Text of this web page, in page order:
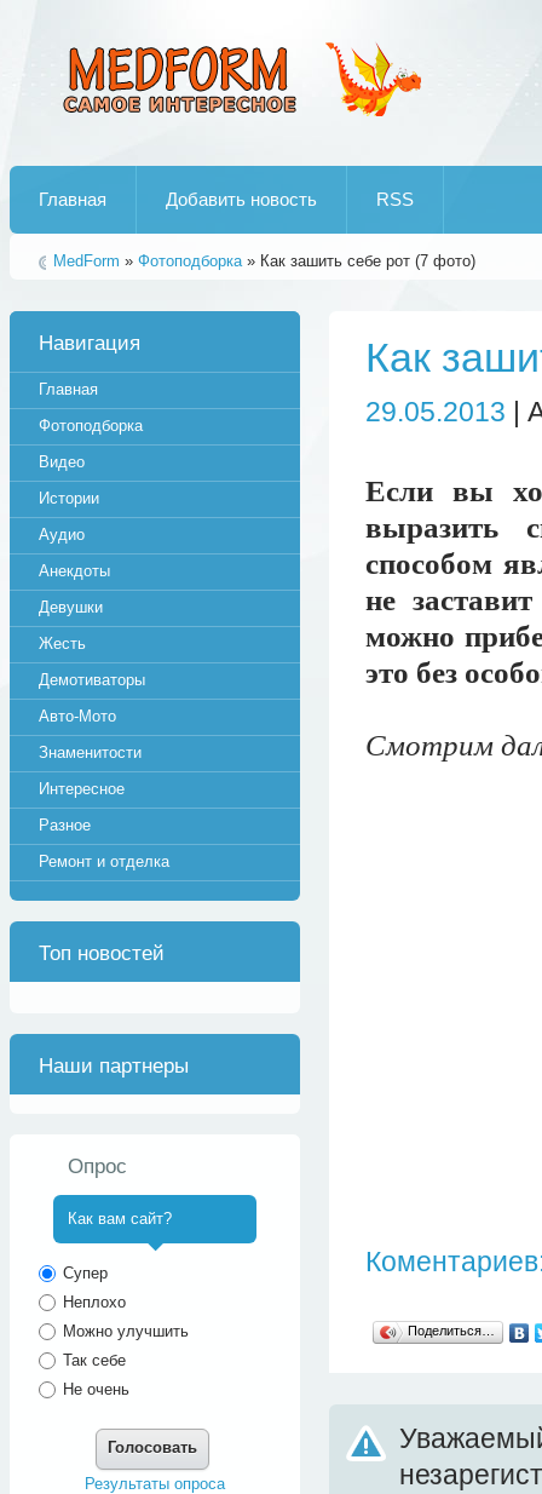
Главная Добавить новость RSS
MedForm » Фотоподборка» Как зашить себе рот (7 фото)
Как
29.05.2013 |
Если вы
выразить
способом
не
можно
это без
Смотрим
Поделиться…
Навигация
Главная
Фотоподборка
Видео
Истории
Аудио
Анекдоты
Девушки
Жесть
Демотиваторы
Авто-Мото
Знаменитости
Интересное
Разное
Ремонт и отделка
Топ новостей
Наши партнеры
Опрос
Как вам сайт?
Супер
Неплохо
Можно улучшить
Так себе
Не очень
Голосовать
Результаты опроса